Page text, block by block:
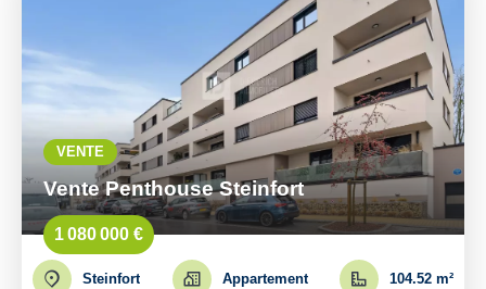
VENTE
Vente Penthouse Steinfort
1 080 000 €
Steinfort Appartement 104.52 m²